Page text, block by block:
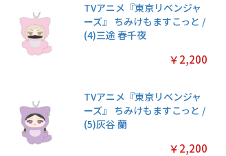
アニメ『僕のヒー
ローアカデミア』
￥2,200
名探偵プリキュア!
レクション【1BOX
クショ
パック
TVアニメ『東京リベンジャ
ーズ』 ちみけもますこっと /
(4)三途 春千夜
￥2,200
TVアニメ『東京リベンジャ
ーズ』 ちみけもますこっと /
(5)灰谷 蘭
￥2,200